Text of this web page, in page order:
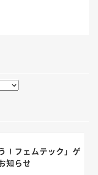
！フェムテック」ゲ
知らせ